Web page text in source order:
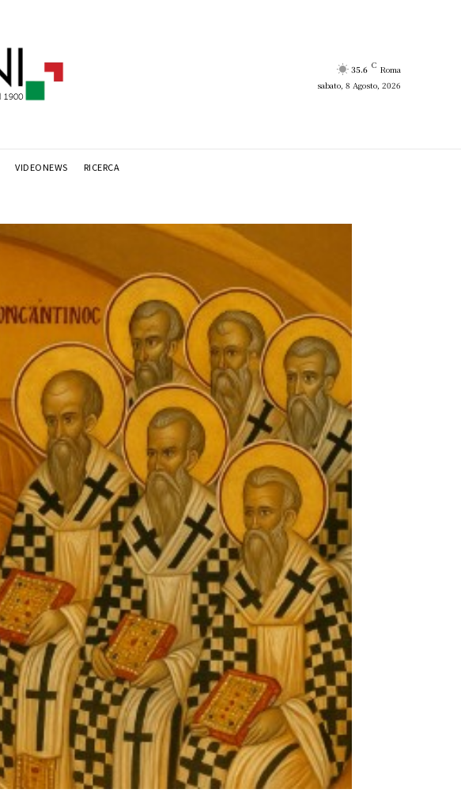
35.6 C Roma
sabato, 8 Agosto, 2026
VIDEONEWS RICERCA